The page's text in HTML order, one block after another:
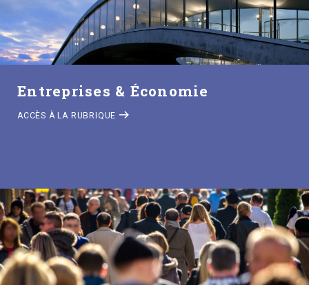
Entreprises & Économie
ACCÈS À LA RUBRIQUE